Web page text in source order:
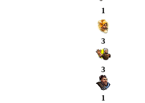
1
3
3
1